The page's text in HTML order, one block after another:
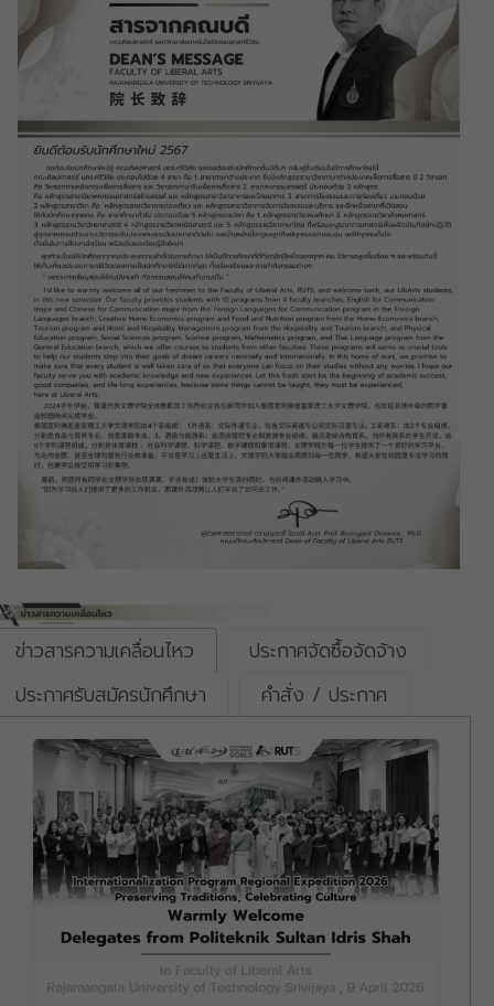
ข่าวสารความเคลื่อนไหว
ประกาศจัดซื้อจัดจ้าง
ประกาศรับสมัครนักศึกษา
คำสั่ง / ประกาศ